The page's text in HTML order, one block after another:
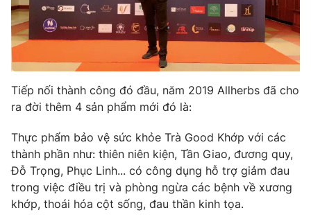
Phó Tổng Biên tập:
Nguyễn Thị Mỹ Hạnh, Phạm Quốc Thắng,
Nguyễn Trọng Ninh
Tổng đài VTV:024.38 355 931 - 024.38 355 932
Ðiện thoại Thời báo VTV:
024.66 897 897
Liên hệ quảng cáo:024-7300.7108
Tiếp nối thành công đó đầu, năm 2019 Allherbs đã cho
ra đời thêm 4 sản phẩm mới đó là:
Thực phẩm bảo vệ sức khỏe Trà Good Khớp với các
thành phần như: thiên niên kiện, Tần Giao, đương quy,
Đỗ Trọng, Phục Linh... có công dụng hỗ trợ giảm đau
trong việc điều trị và phòng ngừa các bệnh về xương
khớp, thoái hóa cột sống, đau thần kinh tọa.